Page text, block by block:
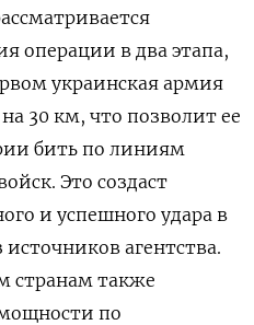
операции в два этапа,
украинская армия
30 км, что позволит ее
бить по линиям
Это создаст
и успешного удара в
агентства.
странам также
по